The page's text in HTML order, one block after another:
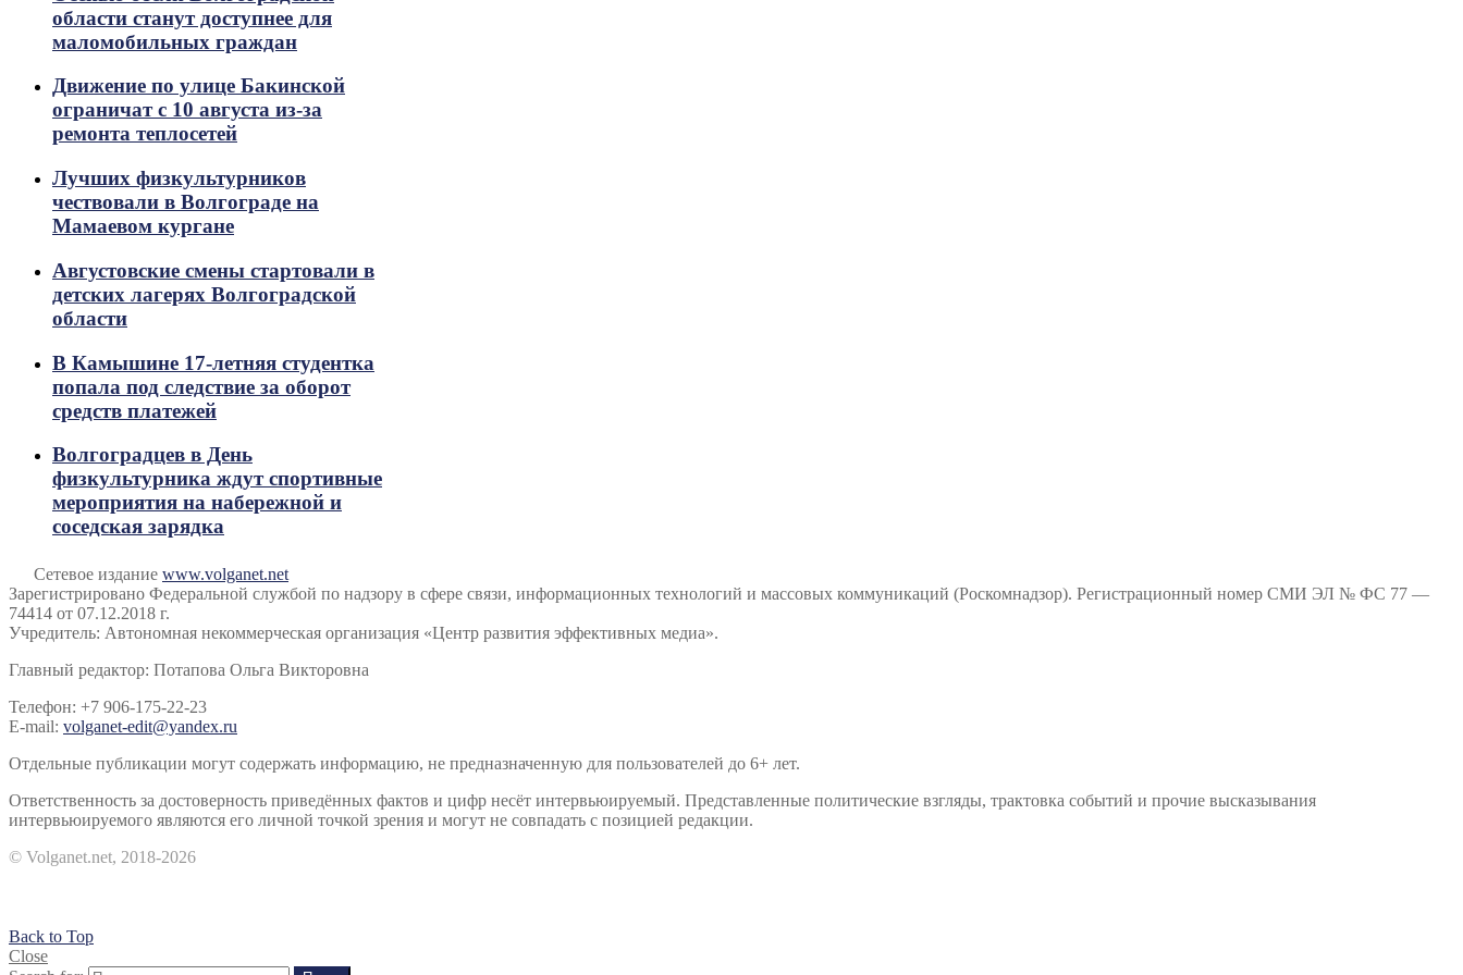
области станут доступнее для
маломобильных граждан
Движение по улице Бакинской
ограничат с 10 августа из-за
ремонта теплосетей
Лучших физкультурников
чествовали в Волгограде на
Мамаевом кургане
Августовские смены стартовали в
детских лагерях Волгоградской
области
В Камышине 17-летняя студентка
попала под следствие за оборот
средств платежей
Волгоградцев в День
физкультурника ждут спортивные
мероприятия на набережной и
соседская зарядка
Сетевое издание www.volganet.net
Зарегистрировано Федеральной службой по надзору в сфере связи, информационных технологий и массовых коммуникаций (Роскомнадзор). Регистрационный номер СМИ ЭЛ № ФС 77 —
74414 от 07.12.2018 г.
Учредитель: Автономная некоммерческая организация «Центр развития эффективных медиа».
Главный редактор: Потапова Ольга Викторовна
Телефон: +7 906-175-22-23
E-mail: volganet-edit@yandex.ru
Отдельные публикации могут содержать информацию, не предназначенную для пользователей до 6+ лет.
Ответственность за достоверность приведённых фактов и цифр несёт интервьюируемый. Представленные политические взгляды, трактовка событий и прочие высказывания
интервьюируемого являются его личной точкой зрения и могут не совпадать с позицией редакции.
© Volganet.net, 2018-2026
Back to Top
Close